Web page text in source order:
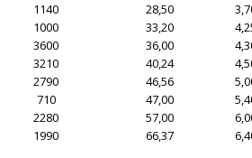
1140 28,50
1000 33,20
3600 36,00
3210 40,24
2790 46,56
710 47,00
2280 57,00
1990 66,37